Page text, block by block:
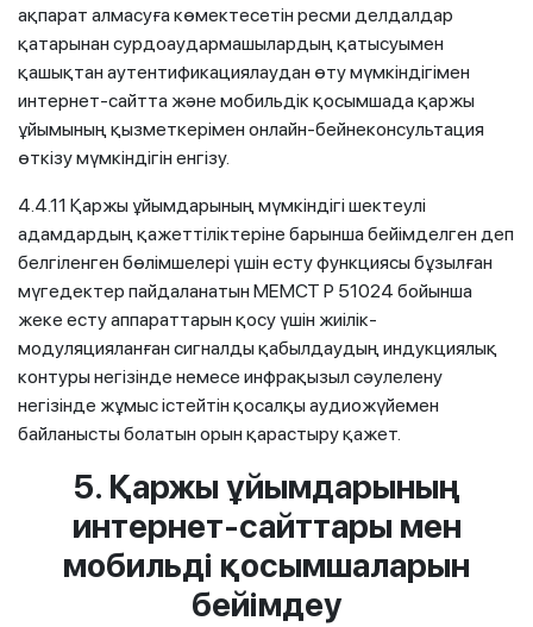
ақпарат алмасуға көмектесетін ресми делдалдар
қатарынан сурдоаудармашылардың қатысуымен
қашықтан аутентификациялаудан өту мүмкіндігімен
интернет-сайтта және мобильдік қосымшада қаржы
ұйымының қызметкерімен онлайн-бейнеконсультация
өткізу мүмкіндігін енгізу.
4.4.11 Қаржы ұйымдарының мүмкіндігі шектеулі
адамдардың қажеттіліктеріне барынша бейімделген деп
белгіленген бөлімшелері үшін есту функциясы бұзылған
мүгедектер пайдаланатын МЕМСТ Р 51024 бойынша
жеке есту аппараттарын қосу үшін жиілік-
модуляцияланған сигналды қабылдаудың индукциялық
контуры негізінде немесе инфрақызыл сәулелену
негізінде жұмыс істейтін қосалқы аудиожүйемен
байланысты болатын орын қарастыру қажет.
5. Қаржы ұйымдарының
интернет-сайттары мен
мобильді қосымшаларын
бейімдеу